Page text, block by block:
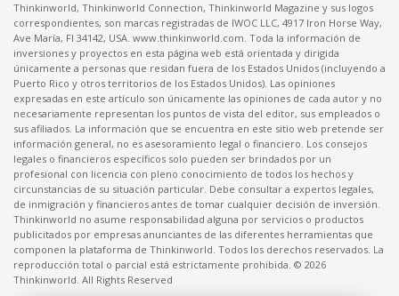
Thinkinworld, Thinkinworld Connection, Thinkinworld Magazine y sus logos
correspondientes, son marcas registradas de IWOC LLC, 4917 Iron Horse Way,
Ave María, Fl 34142, USA. www.thinkinworld.com. Toda la información de
inversiones y proyectos en esta página web está orientada y dirigida
únicamente a personas que residan fuera de los Estados Unidos (incluyendo a
Puerto Rico y otros territorios de los Estados Unidos). Las opiniones
expresadas en este artículo son únicamente las opiniones de cada autor y no
necesariamente representan los puntos de vista del editor, sus empleados o
sus afiliados. La información que se encuentra en este sitio web pretende ser
información general, no es asesoramiento legal o financiero. Los consejos
legales o financieros específicos solo pueden ser brindados por un
profesional con licencia con pleno conocimiento de todos los hechos y
circunstancias de su situación particular. Debe consultar a expertos legales,
de inmigración y financieros antes de tomar cualquier decisión de inversión.
Thinkinworld no asume responsabilidad alguna por servicios o productos
publicitados por empresas anunciantes de las diferentes herramientas que
componen la plataforma de Thinkinworld. Todos los derechos reservados. La
reproducción total o parcial está estrictamente prohibida. © 2026
Thinkinworld. All Rights Reserved